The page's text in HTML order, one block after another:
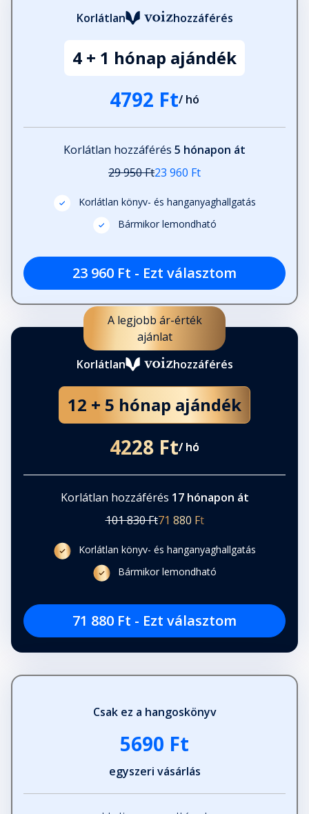
Korlátlan hozzáférés
4 + 1 hónap ajándék
4792 Ft/ hó
Korlátlan hozzáférés 5 hónapon át
29 950 Ft23 960 Ft
Korlátlan könyv- és hanganyaghallgatás
Bármikor lemondható
23 960 Ft - Ezt választom
A legjobb ár-érték
ajánlat
Korlátlan
hozzáférés
12 + 5 hónap ajándék
4228 Ft/ hó
Korlátlan hozzáférés 17 hónapon át
101 830 Ft71 880 Ft
Korlátlan könyv- és hanganyaghallgatás
Bármikor lemondható
71 880 Ft - Ezt választom
Csak ez a hangoskönyv
5690 Ft
egyszeri vásárlás